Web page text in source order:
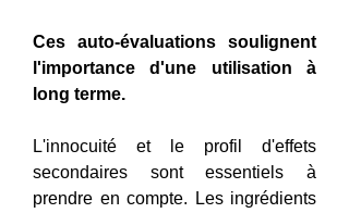
Ces auto-évaluations soulignent
l'importance d'une utilisation à
long terme.
L'innocuité et le profil d'effets
secondaires sont essentiels à
prendre en compte. Les ingrédients